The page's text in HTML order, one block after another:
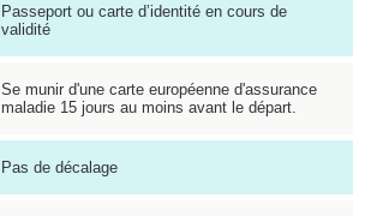
Passeport ou carte d’identité en cours de
validité
Se munir d'une carte européenne d'assurance
maladie 15 jours au moins avant le départ.
Pas de décalage